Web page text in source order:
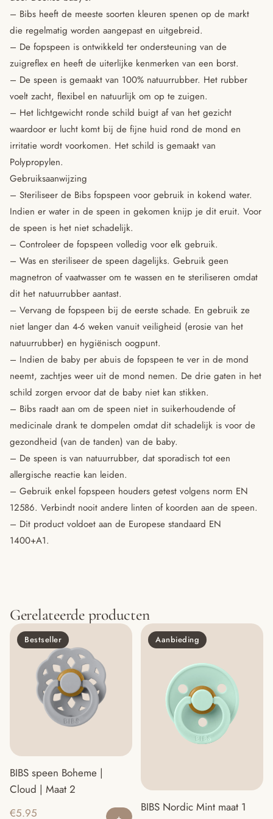
– Bibs heeft de meeste soorten kleuren spenen op de markt
die regelmatig worden aangepast en uitgebreid.
– De fopspeen is ontwikkeld ter ondersteuning van de
zuigreflex en heeft de uiterlijke kenmerken van een borst.
– De speen is gemaakt van 100% natuurrubber. Het rubber
voelt zacht, flexibel en natuurlijk om op te zuigen.
– Het lichtgewicht ronde schild buigt af van het gezicht
waardoor er lucht komt bij de fijne huid rond de mond en
irritatie wordt voorkomen. Het schild is gemaakt van
Polypropylen.
Gebruiksaanwijzing
– Steriliseer de Bibs fopspeen voor gebruik in kokend water.
Indien er water in de speen in gekomen knijp je dit eruit. Voor
de speen is het niet schadelijk.
– Controleer de fopspeen volledig voor elk gebruik.
– Was en steriliseer de speen dagelijks. Gebruik geen
magnetron of vaatwasser om te wassen en te steriliseren omdat
dit het natuurrubber aantast.
– Vervang de fopspeen bij de eerste schade. En gebruik ze
niet langer dan 4-6 weken vanuit veiligheid (erosie van het
natuurrubber) en hygiënisch oogpunt.
– Indien de baby per abuis de fopspeen te ver in de mond
neemt, zachtjes weer uit de mond nemen. De drie gaten in het
schild zorgen ervoor dat de baby niet kan stikken.
– Bibs raadt aan om de speen niet in suikerhoudende of
medicinale drank te dompelen omdat dit schadelijk is voor de
gezondheid (van de tanden) van de baby.
– De speen is van natuurrubber, dat sporadisch tot een
allergische reactie kan leiden.
– Gebruik enkel fopspeen houders getest volgens norm EN
12586. Verbindt nooit andere linten of koorden aan de speen.
– Dit product voldoet aan de Europese standaard EN
1400+A1.
Gerelateerde producten
Bestseller
BIBS speen Boheme |
Cloud | Maat 2
€5.95
Aanbieding
BIBS Nordic Mint maat 1